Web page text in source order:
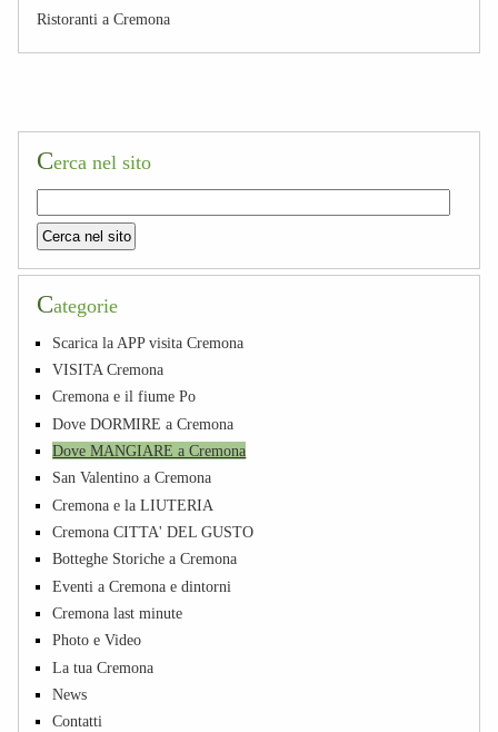
Ristoranti a Cremona
Cerca nel sito
Categorie
Scarica la APP visita Cremona
VISITA Cremona
Cremona e il fiume Po
Dove DORMIRE a Cremona
Dove MANGIARE a Cremona
San Valentino a Cremona
Cremona e la LIUTERIA
Cremona CITTA' DEL GUSTO
Botteghe Storiche a Cremona
Eventi a Cremona e dintorni
Cremona last minute
Photo e Video
La tua Cremona
News
Contatti